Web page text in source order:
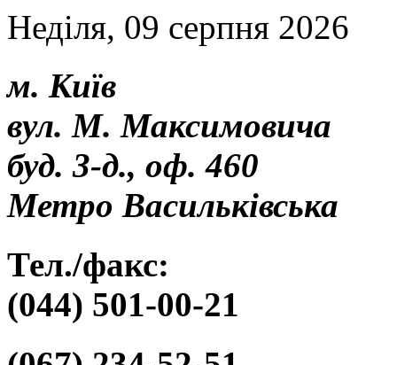
Неділя, 09 серпня 2026
м. Київ
вул. М. Максимовича
буд. 3-д., оф. 460
Метро Васильківська
Тел./факс:
(044) 501-00-21